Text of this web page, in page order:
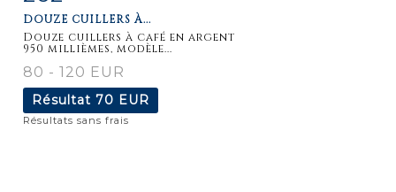
DOUZE CUILLERS À...
Douze cuillers à café en argent
950 millièmes, modèle...
80 - 120 EUR
Résultat 70 EUR
Résultats sans frais